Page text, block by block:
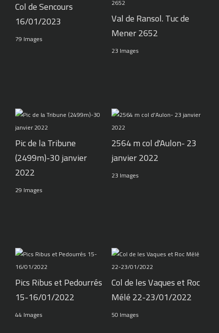
Col de Sencours
16/01/2023
79 Images
Val de Ransol. Tuc de
Mener 2652
23 Images
Pic de la Tribune
(2499m)-30 janvier
2022
29 Images
2564 m col d'Aulon- 23
janvier 2022
23 Images
Pics Ribus et Pedourrés
15-16/01/2022
44 Images
Col de les Vaques et Roc
Mélé 22-23/01/2022
50 Images